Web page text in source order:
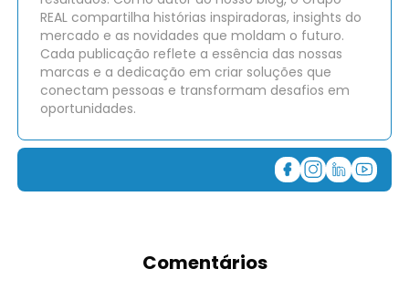
REAL compartilha histórias inspiradoras, insights do
mercado e as novidades que moldam o futuro.
Cada publicação reflete a essência das nossas
marcas e a dedicação em criar soluções que
conectam pessoas e transformam desafios em
oportunidades.
Comentários